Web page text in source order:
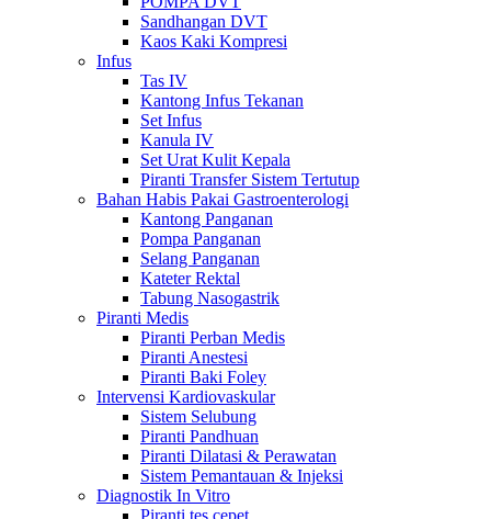
Sandhangan DVT
Kaos Kaki Kompresi
Infus
Tas IV
Kantong Infus Tekanan
Set Infus
Kanula IV
Set Urat Kulit Kepala
Piranti Transfer Sistem Tertutup
Bahan Habis Pakai Gastroenterologi
Kantong Panganan
Pompa Panganan
Selang Panganan
Kateter Rektal
Tabung Nasogastrik
Piranti Medis
Piranti Perban Medis
Piranti Anestesi
Piranti Baki Foley
Intervensi Kardiovaskular
Sistem Selubung
Piranti Pandhuan
Piranti Dilatasi & Perawatan
Sistem Pemantauan & Injeksi
Diagnostik In Vitro
Piranti tes cepet